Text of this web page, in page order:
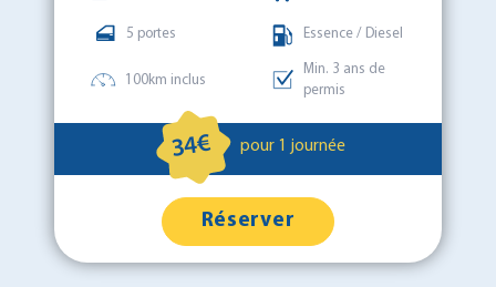
5 portes Essence / Diesel
100km inclus
Min. 3 ans de
permis
34€ pour 1 journée
Réserver